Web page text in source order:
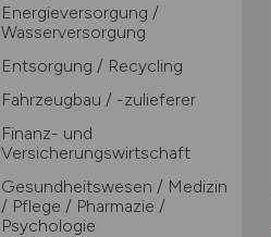
Energieversorgung /
Wasserversorgung
Entsorgung / Recycling
Fahrzeugbau / -zulieferer
Finanz- und
Versicherungswirtschaft
Gesundheitswesen / Medizin
/ Pflege / Pharmazie /
Psychologie